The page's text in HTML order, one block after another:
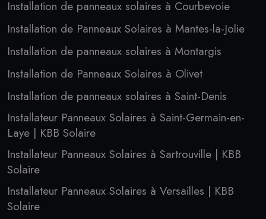
Installation de panneaux solaires à Courbevoie
Installation de Panneaux Solaires à Mantes-la-Jolie
Installation de panneaux solaires à Montargis
Installation de Panneaux Solaires à Olivet
Installation de panneaux solaires à Saint-Denis
Installateur Panneaux Solaires à Saint-Germain-en-
Laye | KBB Solaire
Installateur Panneaux Solaires à Sartrouville | KBB
Solaire
Installateur Panneaux Solaires à Versailles | KBB
Solaire